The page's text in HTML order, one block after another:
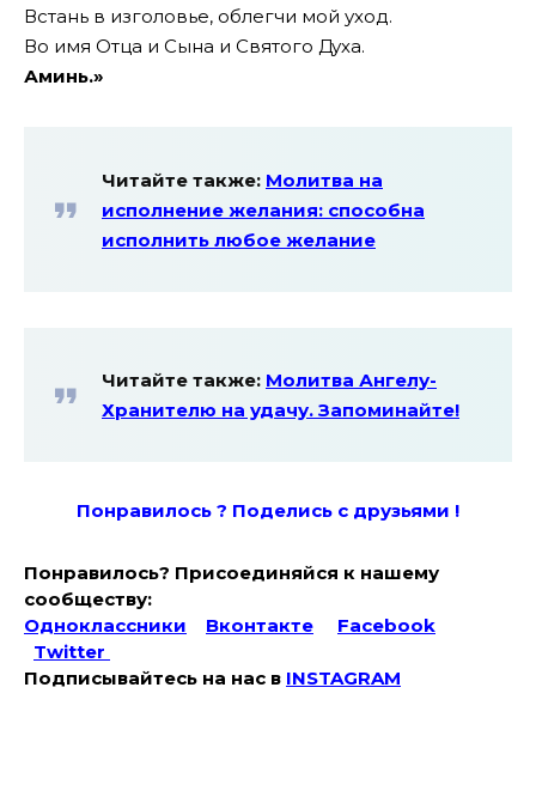
Встань в изголовье, облегчи мой уход.
Во имя Отца и Сына и Святого Духа.
Аминь.»
Читайте также: Молитва на
исполнение желания: способна
исполнить любое желание
Читайте также: Молитва Ангелу-
Хранителю на удачу. Запоминайте!
Понравилось ? Поделись с друзьями !
Понравилось? Присоединяйся к нашему
сообществу:
Одноклассники
Вконтакте
Facebook
Twitter
Подписывайтесь на наc в INSTAGRAM